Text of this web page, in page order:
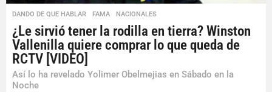
DANDO DE QUE HABLAR ,FAMA ,NACIONALES
¿Le sirvió tener la rodilla en tierra? Winston
Vallenilla quiere comprar lo que queda de
RCTV [VIDEO]
Así lo ha revelado Yolimer Obelmejias en Sábado en la
Noche